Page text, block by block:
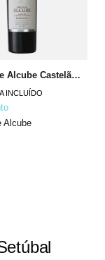
Quinta de Alcube Castelão Cabernet Sauvignon
INCLUÍDO
Alcube